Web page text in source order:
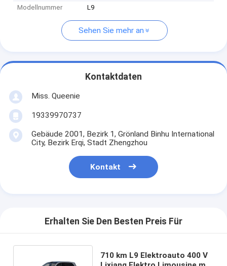
Modellnummer
L9
Sehen Sie mehr an
Kontaktdaten
Miss. Queenie
19339970737
Gebäude 2001, Bezirk 1, Grönland Binhu International
City, Bezirk Erqi, Stadt Zhengzhou
Kontakt
Erhalten Sie Den Besten Preis Für
710 km L9 Elektroauto 400 V